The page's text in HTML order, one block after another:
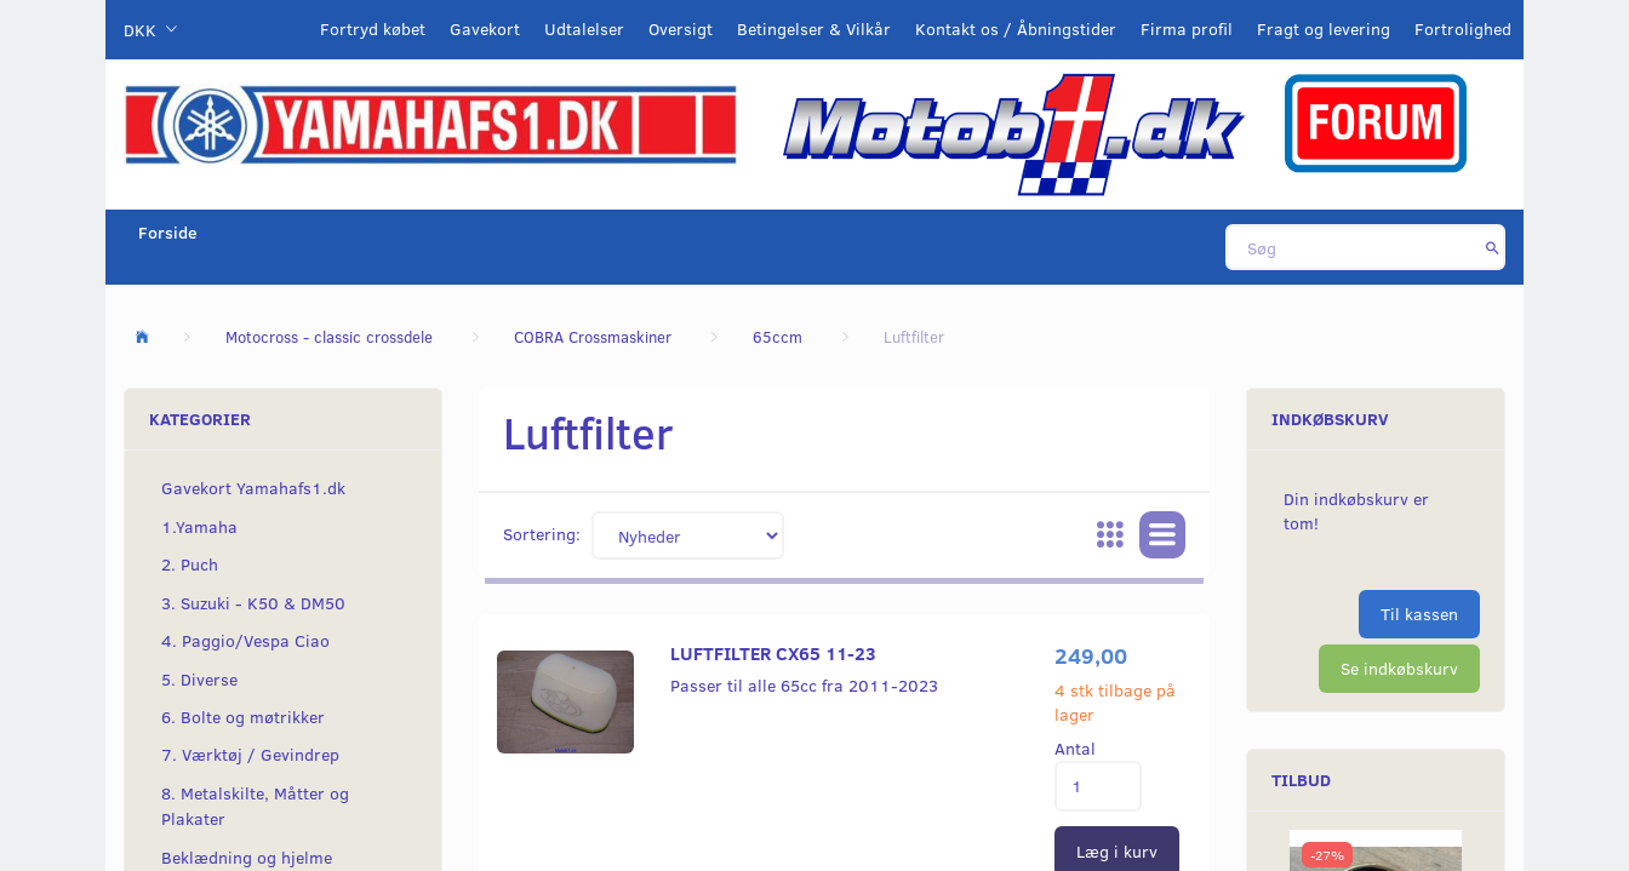
DKK Fortrolighed
Fragt og levering
Firma profil
Kontakt os / Åbningstider
Betingelser & Vilkår
Oversigt
Udtalelser
Gavekort
Fortryd købet
Forside
Motocross - classic crossdele COBRA Crossmaskiner 65ccm Luftfilter
KATEGORIER
Gavekort Yamahafs1.dk
1.Yamaha
2. Puch
3. Suzuki - K50 & DM50
4. Paggio/Vespa Ciao
5. Diverse
6. Bolte og møtrikker
7. Værktøj / Gevindrep
8. Metalskilte, Måtter og
Plakater
Beklædning og hjelme
Luftfilter
Sortering:
LUFTFILTER CX65 11-23
Passer til alle 65cc fra 2011-2023
249,00
4 stk tilbage på
lager
Antal
Læg i kurv
INDKØBSKURV
Din indkøbskurv er
tom!
Til kassen
Se indkøbskurv
TILBUD
-27%